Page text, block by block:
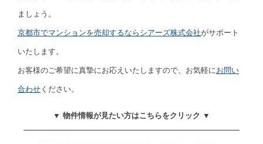
ましょう。
京都市でマンションを売却するならシアーズ株式会社がサポート
いたします。
お客様のご希望に真摯にお応えいたしますので、お気軽に お問い
合わせ ください。
▼ 物件情報が見たい方はこちらをクリック ▼